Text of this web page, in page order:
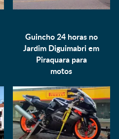
Guincho 24 horas no
Jardim Diguimabri em
Piraquara para
motos